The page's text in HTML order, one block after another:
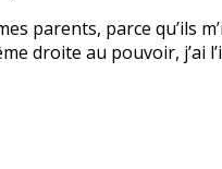
parents, parce qu’ils
droite au pouvoir, j’ai